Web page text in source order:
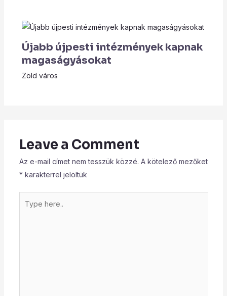
Újabb újpesti intézmények kapnak
magaságyásokat
Zöld város
Leave a Comment
Az e-mail címet nem tesszük közzé. A kötelező mezőket
* karakterrel jelöltük
here..